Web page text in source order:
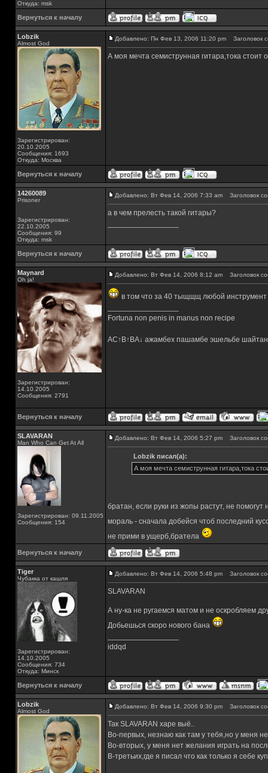
Откуда: msk
Вернуться к началу
Lobzik
Almost God
Зарегистрирован:
20.10.2005
Сообщения: 1693
Откуда: Москва
Добавлено: Пн Фев 13, 2006 11:20 pm Заголовок
А моя мечта семиструнная гитара,тока стоит
Вернуться к началу
14260089
Prisoner
Зарегистрирован:
22.10.2005
Сообщения: 99
Откуда: msk
Добавлено: Вт Фев 14, 2006 7:33 am Заголовок
а в чем прелесть такой гитары?
Вернуться к началу
Maynard
Oh ja!
Зарегистрирован:
14.10.2005
Сообщения: 2791
Добавлено: Вт Фев 14, 2006 8:12 am Заголовок
в том что за 40 тыщщщ любой
Fortuna non penis in manus non recipe
AC↑B↑BA↓ ажамбех пашамбе эшельбе
Вернуться к началу
SLAVARAN
Man Who Can Get At All
Зарегистрирован: 09.11.2005
Сообщения: 154
Добавлено: Вт Фев 14, 2006 5:27 pm Заголовок
Lobzik писал(а):
А моя мечта семиструнная гитара,тока
братан, если руки из жопы растут, не
мораль - сначала добейся чтоб последний
не прими в ущерб,братела
Вернуться к началу
Tiger
Чубакка от кашля
Зарегистрирован:
14.10.2005
Сообщения: 734
Откуда: Минск
Добавлено: Вт Фев 14, 2006 5:48 pm Заголовок
SLAVARAN
А ну-ка не ругаемся матом и не оскробляем
Добьешься скоро нового бана
iddqd
Вернуться к началу
Lobzik
Almost God
Добавлено: Вт Фев 14, 2006 9:30 pm Заголовок
Так SLAVARAN харе выё..
Во-первых, незнаю как там у тебя,но у меня
Во-вторых, у меня нет желания играть на
В-третьих,где я писал что как только я себе